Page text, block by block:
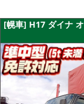
[幌車] H17 ダイナ